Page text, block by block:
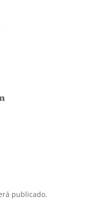
publicado.